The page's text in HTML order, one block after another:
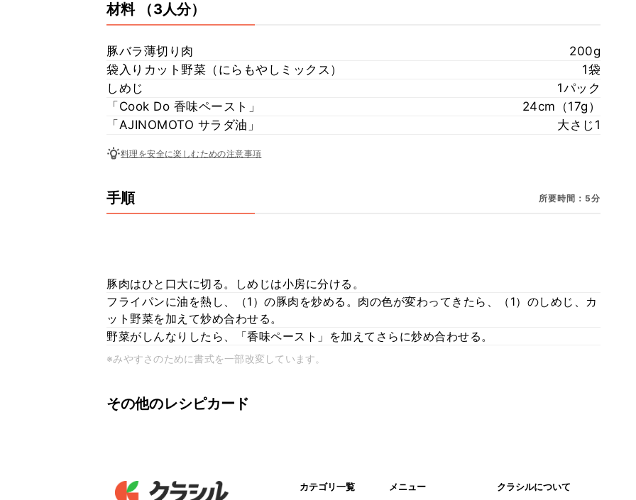
材料 （3人分）
豚バラ薄切り肉
200g
袋入りカット野菜（にらもやしミックス）
1袋
しめじ
1パック
「Cook Do 香味ペースト」
24cm（17g）
「AJINOMOTO サラダ油」
大さじ1
料理を安全に楽しむための注意事項
手順 所要時間：5分
豚肉はひと口大に切る。しめじは小房に分ける。
フライパンに油を熱し、（1）の豚肉を炒める。肉の色が変わってきたら、（1）のしめじ、カ
ット野菜を加えて炒め合わせる。
野菜がしんなりしたら、「香味ペースト」を加えてさらに炒め合わせる。
※みやすさのために書式を一部改変しています。
その他のレシピカード
カテゴリ一覧 メニュー クラシルについて